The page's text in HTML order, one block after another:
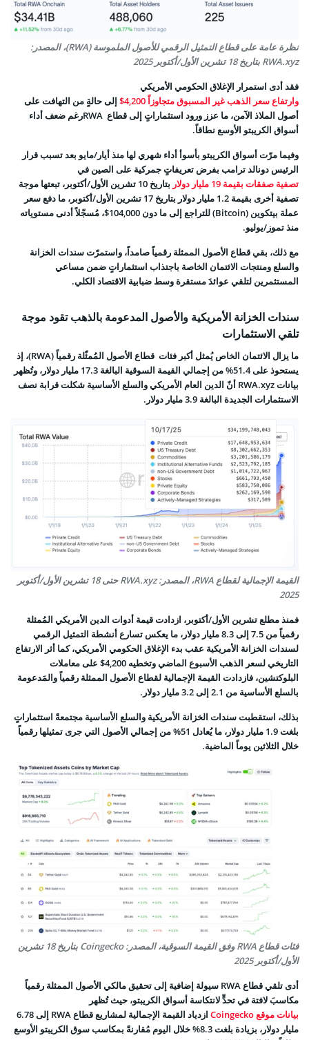
نظرة عامة على قطاع التمثيل الرقمي للأصول الملموسة (RWA)، المصدر:
RWA.xyz بتاريخ 18 تشرين الأول/أكتوبر 2025
فقد أدى استمرار الإغلاق الحكومي الأمريكي
وارتفاع سعر الذهب غير المسبوق متجاوزاً 4,200$
إلى حالةٍ من التهافت على
أصول الملاذ الآمن، ما عزز ورود استثماراتٍ إلى قطاع RWAرغم ضعف أداء
أسواق الكريبتو الأوسع نطاقاً.
وفيما مرّت أسواق الكريبتو بأسوأ أداء شهري لها منذ أيار/مايو بعد تسبب قرار
الرئيس دونالد ترامب بفرض تعريفاتٍ جمركية على الصين في
تصفية صفقات بقيمة 19 مليار دولار
بتاريخ 10 تشرين الأول/أكتوبر، تبعتها
موجة
تصفية أخرى بقيمة 1.2 مليار دولار
بتاريخ 17 تشرين الأول/أكتوبر، ما دفع سعر
عملة بيتكوين (Bitcoin) للتراجع إلى ما دون 104,000$، مُسجّلاً أدنى مستوياته
منذ تموز/يوليو.
مع ذلك، بقي قطاع الأصول الممثلة رقمياً صامداً، واستمرّت سندات الخزانة
والسلع ومنتجات الائتمان الخاصة باجتذاب استثماراتٍ ضمن مساعي
المستثمرين لتلقي عوائدَ مستقرة وسط ضبابية الاقتصاد الكلي.
سندات الخزانة الأمريكية والأصول المدعومة بالذهب تقود موجة
تلقي الاستثمارات
ما يزال الائتمان الخاص يُمثل أكبر فئات
قطاع الأصول المُمثّلة رقمياً (RWA)، إذ
يستحوذ على 51.4% من إجمالي القيمة السوقية البالغة 17.3 مليار دولار، وتُظهر
بيانات RWA.xyz أنّ الدين العام الأمريكي والسلع الأساسية شكلت قرابة نصف
الاستثمارات الجديدة البالغة 3.9 مليار دولار.
القيمة الإجمالية لقطاع RWA، المصدر: RWA.xyz حتى 18 تشرين الأول/أكتوبر
2025
فمنذ مطلع تشرين الأول/أكتوبر، ازدادت قيمة أدوات الدين الأمريكي المُمثلة
رقمياً من 7.5 إلى 8.3 مليار دولار، ما يعكس تسارع أنشطة التمثيل الرقمي
لسندات الخزانة الأمريكية عقب بدء الإغلاق الحكومي الأمريكي، كما أثر الارتفاع
التاريخي لسعر الذهب الأسبوع الماضي وتخطيه 4,200$ على معاملات
البلوكتشين، فازدادت القيمة الإجمالية لقطاع الأصول الممثلة رقمياً والمَدعومة
بالسلع الأساسية من 2.1 إلى 3.2 مليار دولار.
بذلك، استقطبت سندات الخزانة الأمريكية والسلع الأساسية مجتمعةً استثماراتٍ
بلغت 1.9 مليار دولار، ما يُعادل 51% من إجمالي الأصول التي جرى تمثيلها رقمياً
خلال الثلاثين يوماً الماضية.
فئات قطاع RWA وفق القيمة السوقية، المصدر: Coingecko بتاريخ 18 تشرين
الأول/أكتوبر 2025
أدى تلقي قطاع RWA سيولة إضافية إلى تحقيق مالكي الأصول الممثلة رقمياً
مكاسبَ لافتة في تحدٍّ لانتكاسة أسواق الكريبتو، حيث تُظهر
بيانات موقع Coingecko
ازدياد القيمة الإجمالية لمشاريع قطاع RWA إلى 6.78
مليار دولار، بزيادة بلغت 8.3% خلال اليوم مُقارنةً بمكاسب سوق الكريبتو الأوسع